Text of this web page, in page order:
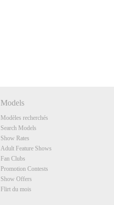
Models
Modèles recherchés
Search Models
Show Rates
Adult Feature Shows
Fan Clubs
Promotion Contests
Show Offers
Flirt du mois